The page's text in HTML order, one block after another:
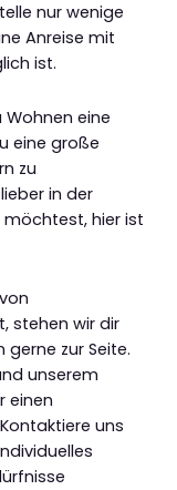
nur wenige
Anreise mit
ist.
eine
eine große
zu
in der
hier ist
stehen wir dir
gerne zur Seite.
unserem
einen
uns